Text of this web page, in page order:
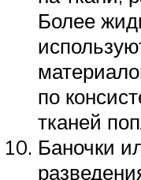
Более
по
тканей
Баночки